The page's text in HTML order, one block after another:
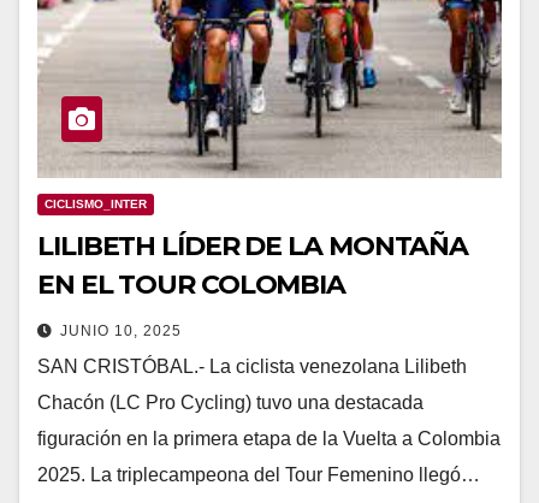
CICLISMO_INTER
LILIBETH LÍDER DE LA MONTAÑA
EN EL TOUR COLOMBIA
JUNIO 10, 2025
SAN CRISTÓBAL.- La ciclista venezolana Lilibeth
Chacón (LC Pro Cycling) tuvo una destacada
figuración en la primera etapa de la Vuelta a Colombia
2025. La triplecampeona del Tour Femenino llegó…